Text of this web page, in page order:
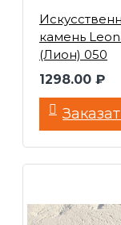
камень
(Лион) 050
1298.00 ₽